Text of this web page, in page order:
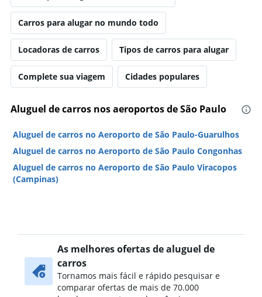
Carros para alugar no mundo todo
Locadoras de carros Tipos de carros para alugar
Complete sua viagem Cidades populares
Aluguel de carros nos aeroportos de São Paulo
Aluguel de carros no Aeroporto de São Paulo-Guarulhos
Aluguel de carros no Aeroporto de São Paulo Congonhas
Aluguel de carros no Aeroporto de São Paulo Viracopos
(Campinas)
As melhores ofertas de aluguel de
carros
Tornamos mais fácil e rápido pesquisar e
comparar ofertas de mais de 70.000